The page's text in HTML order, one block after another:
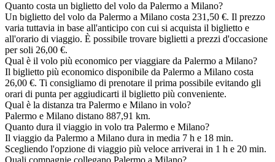
Quanto costa un biglietto del volo da Palermo a Milano?
Un biglietto del volo da Palermo a Milano costa 231,50 €. Il prezzo
varia tuttavia in base all'anticipo con cui si acquista il biglietto e
all'orario di viaggio. È possibile trovare biglietti a prezzi d'occasione
per soli 26,00 €.
Qual è il volo più economico per viaggiare da Palermo a Milano?
Il biglietto più economico disponibile da Palermo a Milano costa
26,00 €. Ti consigliamo di prenotare il prima possibile evitando gli
orari di punta per aggiudicarti il biglietto più conveniente.
Qual è la distanza tra Palermo e Milano in volo?
Palermo e Milano distano 887,91 km.
Quanto dura il viaggio in volo tra Palermo e Milano?
Il viaggio da Palermo a Milano dura in media 7 h e 18 min.
Scegliendo l'opzione di viaggio più veloce arriverai in 1 h e 20 min.
Quali compagnie collegano Palermo a Milano?